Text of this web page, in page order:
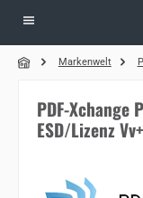
Markenwelt
PDF-Xchange
ESD/Lizenz